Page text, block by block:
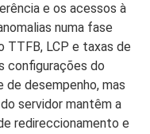
e os acessos à
numa fase
TTFB, LCP e taxas de
configurações do
de desempenho, mas
servidor mantêm a
redireccionamento e